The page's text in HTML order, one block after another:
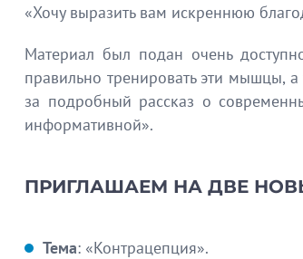
«Хочу выразить вам искреннюю
Материал был подан очень
правильно тренировать эти мышцы,
за подробный рассказ о
информативной».
ПРИГЛАШАЕМ НА ДВЕ
Тема: «Контрацепция».